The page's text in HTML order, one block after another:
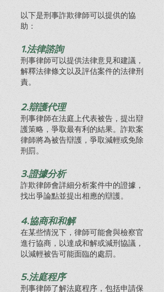
以下是刑事詐欺律師可以提供的協
助：
1.法律諮詢
刑事律師可以提供法律意見和建議，
解釋法律條文以及評估案件的法律刑
責。
2.辯護代理
刑事律師在法庭上代表被告，提出辯
護策略，爭取最有利的結果。詐欺案
律師將為被告辯護，爭取減輕或免除
刑罰。
3.證據分析
詐欺律師會詳細分析案件中的證據，
找出爭論點並提出相應的辯護。
4.協商和和解
在某些情況下，律師可能會與檢察官
進行協商，以達成和解或減刑協議，
以減輕被告可能面臨的處罰。
5.法庭程序
刑事律師了解法庭程序，包括申請保